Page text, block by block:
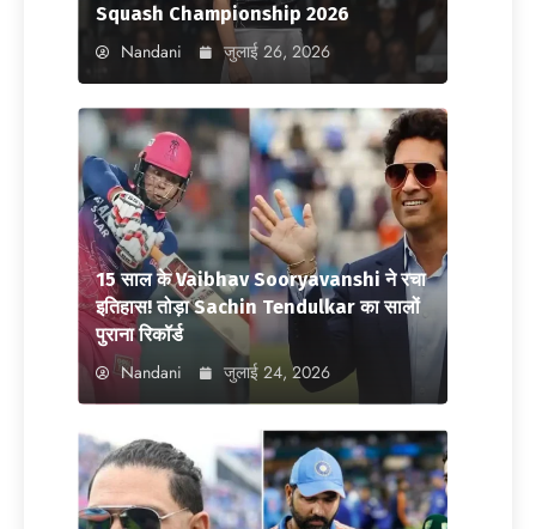
Squash Championship 2026
Nandani जुलाई 26, 2026
15 साल के Vaibhav Sooryavanshi ने रचा
इतिहास! तोड़ा Sachin Tendulkar का सालों
पुराना रिकॉर्ड
Nandani जुलाई 24, 2026